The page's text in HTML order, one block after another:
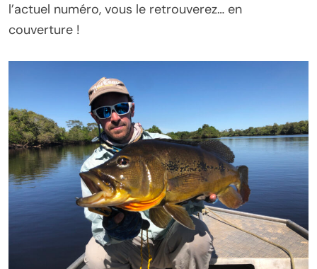
l’actuel numéro, vous le retrouverez… en
couverture !